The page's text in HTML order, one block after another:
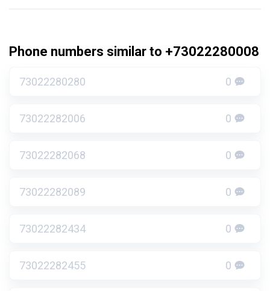
Phone numbers similar to +73022280008
73022280280 0
73022282006 0
73022282068 0
73022282089 0
73022282434 0
73022282455 0